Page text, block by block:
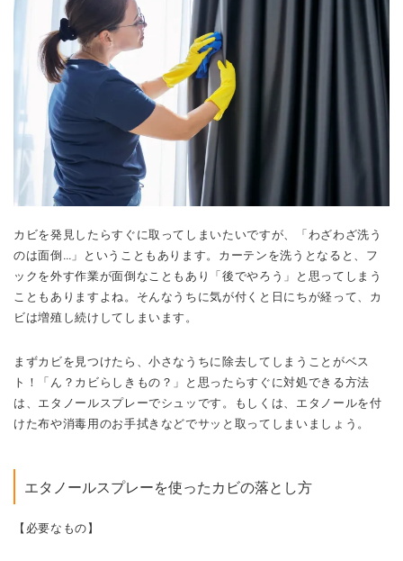
カビを発見したらすぐに取ってしまいたいですが、「わざわざ洗う
のは面倒…」ということもあります。カーテンを洗うとなると、フ
ックを外す作業が面倒なこともあり「後でやろう」と思ってしまう
こともありますよね。そんなうちに気が付くと日にちが経って、カ
ビは増殖し続けしてしまいます。
まずカビを見つけたら、小さなうちに除去してしまうことがベス
ト！「ん？カビらしきもの？」と思ったらすぐに対処できる方法
は、エタノールスプレーでシュッです。もしくは、エタノールを付
けた布や消毒用のお手拭きなどでサッと取ってしまいましょう。
エタノールスプレーを使ったカビの落とし方
【必要なもの】